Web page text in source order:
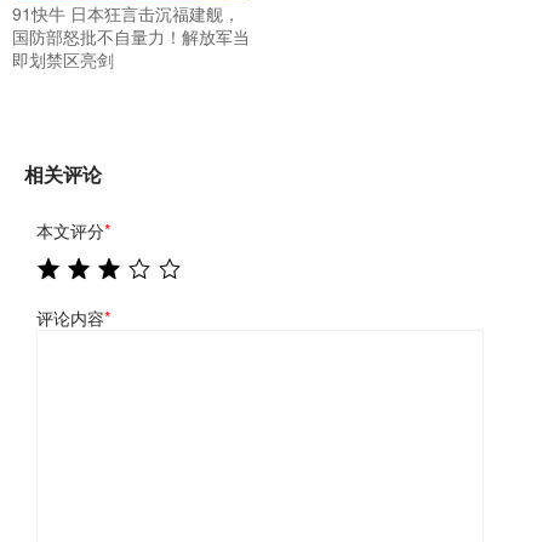
91快牛 日本狂言击沉福建舰，
国防部怒批不自量力！解放军当
即划禁区亮剑
相关评论
本文评分*
评论内容*